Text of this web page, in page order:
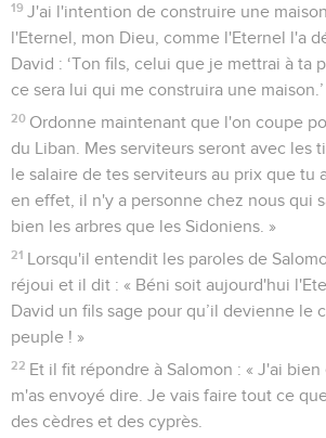
19 J'ai l'intention de construire une
l'Eternel, mon Dieu, comme l'Eternel l'a
David : ‘Ton fils, celui que je mettrai à ta
ce sera lui qui me construira une maison.’
20 Ordonne maintenant que l'on coupe
du Liban. Mes serviteurs seront avec les
le salaire de tes serviteurs au prix que tu
en effet, il n'y a personne chez nous qui
bien les arbres que les Sidoniens. »
21 Lorsqu'il entendit les paroles de
réjoui et il dit : « Béni soit aujourd'hui
David un fils sage pour qu’il devienne le
peuple ! »
22 Et il fit répondre à Salomon : « J'ai
m'as envoyé dire. Je vais faire tout ce
des cèdres et des cyprès.